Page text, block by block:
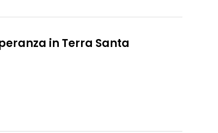
in Terra Santa